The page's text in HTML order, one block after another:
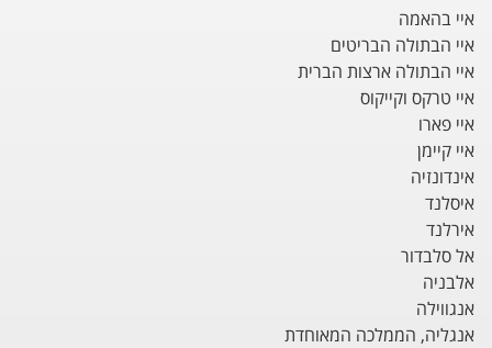
איי בהאמה
איי הבתולה הבריטים
איי הבתולה ארצות הברית
איי טרקס וקייקוס
איי פארו
איי קיימן
אינדונזיה
איסלנד
אירלנד
אל סלבדור
אלבניה
אנגווילה
אנגליה, הממלכה המאוחדת